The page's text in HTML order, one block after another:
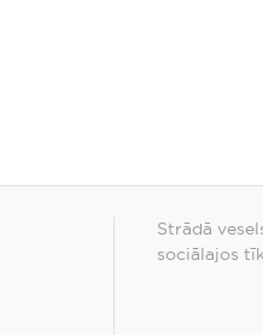
Strādā
sociālajos